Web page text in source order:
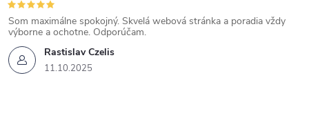
Rastislav Czelis
11.10.2025
Som maximálne spokojný. Skvelá webová stránka a poradia vždy
výborne a ochotne. Odporúčam.